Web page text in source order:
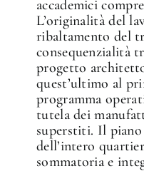
accademici
L’originalità del
ribaltamento del
consequenzialità
progetto
quest’ultimo al
programma
tutela dei
superstiti. Il piano
dell’intero
sommatoria e